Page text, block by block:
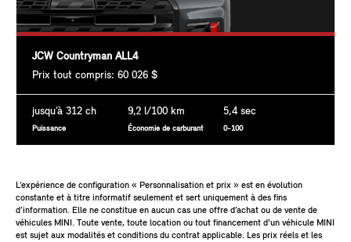
JCW Countryman ALL4
Prix tout compris: 60 026 $
jusqu’à 312 ch
Puissance
9,2 l/100 km
Économie de carburant
5,4 sec
0-100
L’expérience de configuration « Personnalisation et prix » est en évolution
constante et à titre informatif seulement et sert uniquement à des fins
d’information. Elle ne constitue en aucun cas une offre d’achat ou de vente de
véhicules MINI. Toute vente, toute location ou tout financement d'un véhicule MINI
est sujet aux modalités et conditions du contrat applicable. Les prix réels et les